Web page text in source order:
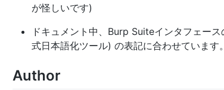
が怪しいです)
ドキュメント中、Burp Suiteインタフェー
式日本語化ツール) の表記に合わせています
Author